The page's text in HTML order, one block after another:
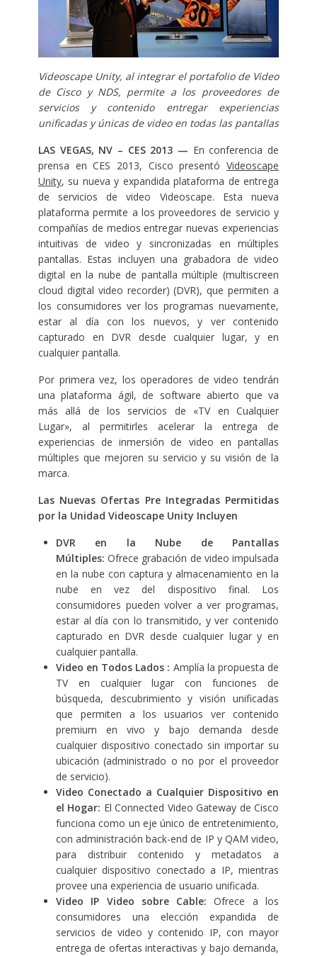
Videoscape Unity, al integrar el portafolio de Video
de Cisco y NDS, permite a los proveedores de
servicios y contenido entregar experiencias
unificadas y únicas de video en todas las pantallas
LAS VEGAS, NV – CES 2013 — En conferencia de
prensa en CES 2013, Cisco presentóVideoscape
Unity, su nueva y expandida plataforma de entrega
de servicios de video Videoscape. Esta nueva
plataforma permite a los proveedores de servicio y
compañías de medios entregar nuevas experiencias
intuitivas de video y sincronizadas en múltiples
pantallas. Estas incluyen una grabadora de video
digital en la nube de pantalla múltiple (multiscreen
cloud digital video recorder) (DVR), que permiten a
los consumidores ver los programas nuevamente,
estar al día con los nuevos, y ver contenido
capturado en DVR desde cualquier lugar, y en
cualquier pantalla.
Por primera vez, los operadores de video tendrán
una plataforma ágil, de software abierto que va
más allá de los servicios de «TV en Cualquier
Lugar», al permitirles acelerar la entrega de
experiencias de inmersión de video en pantallas
múltiples que mejoren su servicio y su visión de la
marca.
Las Nuevas Ofertas Pre Integradas Permitidas
por la Unidad Videoscape Unity Incluyen
DVR en la Nube de Pantallas
Múltiples: Ofrece grabación de video impulsada
en la nube con captura y almacenamiento en la
nube en vez del dispositivo final. Los
consumidores pueden volver a ver programas,
estar al día con lo transmitido, y ver contenido
capturado en DVR desde cualquier lugar y en
cualquier pantalla.
Video en Todos Lados : Amplía la propuesta de
TV en cualquier lugar con funciones de
búsqueda, descubrimiento y visión unificadas
que permiten a los usuarios ver contenido
premium en vivo y bajo demanda desde
cualquier dispositivo conectado sin importar su
ubicación (administrado o no por el proveedor
de servicio).
Video Conectado a Cualquier Dispositivo en
el Hogar: El Connected Video Gateway de Cisco
funciona como un eje único de entretenimiento,
con administración back-end de IP y QAM video,
para distribuir contenido y metadatos a
cualquier dispositivo conectado a IP, mientras
provee una experiencia de usuario unificada.
Video IP Video sobre Cable: Ofrece a los
consumidores una elección expandida de
servicios de video y contenido IP, con mayor
entrega de ofertas interactivas y bajo demanda,